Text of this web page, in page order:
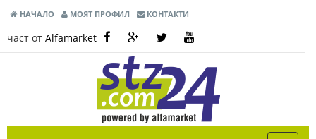
НАЧАЛО МОЯТ ПРОФИЛ КОНТАКТИ
част от Alfamarket